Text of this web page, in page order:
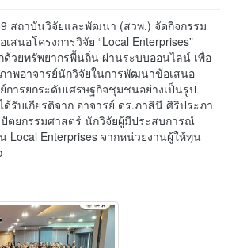
สถาบันวิจัยและพัฒนา (สวพ.) จัดกิจกรรม
สนอโครงการวิจัย “Local Enterprises”
วยทรัพยากรพื้นถิ่น ผ่านระบบออนไลน์ เพื่อ
พอาจารย์นักวิจัยในการพัฒนาข้อเสนอ
การยกระดับเศรษฐกิจชุมชนอย่างเป็นรูป
รับเกียรติจาก อาจารย์ ดร.ภาสินี ศิริประภา
ตยกรรมศาสตร์ นักวิจัยผู้มีประสบการณ์
Local Enterprises จากหน่วยงานผู้ให้ทุน